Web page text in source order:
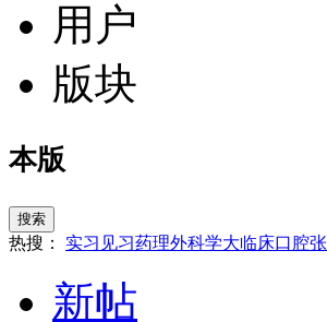
用户
版块
本版
搜索
热搜： 实习 见习药理外科学大临床口腔张
新帖